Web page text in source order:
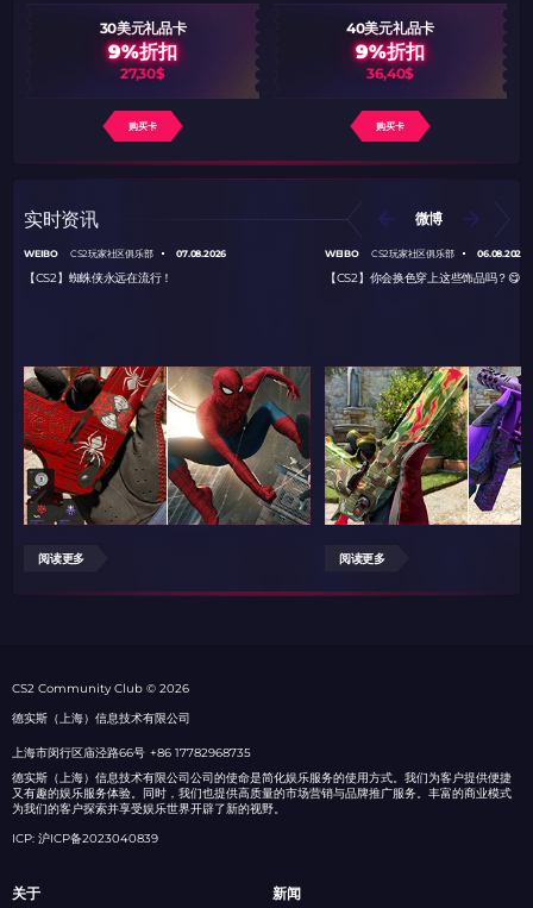
30美元礼品卡
9%折扣
27,30$
购买卡
40美元礼品卡
9%折扣
36,40$
购买卡
实时资讯 微博
WEIBO CS2玩家社区俱乐部 07.08.2026
【CS2】蜘蛛侠永远在流行！
阅读更多
WEIBO CS2玩家社区俱乐部 06.08.2026
【CS2】你会换色穿上这些饰品吗？😋
阅读更多
СS2 Community Club © 2026
德实斯（上海）信息技术有限公司
上海市闵行区庙泾路66号 +86 17782968735
德实斯（上海）信息技术有限公司公司的使命是简化娱乐服务的使用方式。我们为客户提供便捷
又有趣的娱乐服务体验。同时，我们也提供高质量的市场营销与品牌推广服务。丰富的商业模式
为我们的客户探索并享受娱乐世界开辟了新的视野。
ICP: 沪ICP备2023040839
关于 新闻